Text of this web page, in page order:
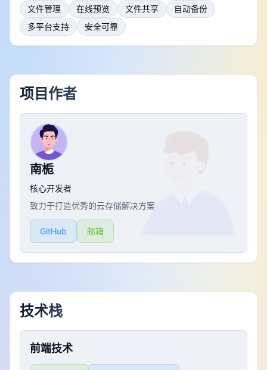
文件管理 在线预览 文件共享
自动备份
多平台支持
安全可靠
项目作者
南栀
核心开发者
致力于打造优秀的云存储解决方案
GitHub 邮箱
技术栈
前端技术